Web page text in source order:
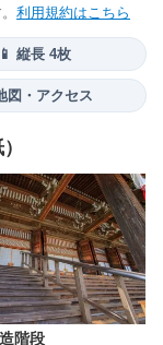
利用規約はこちら
📱 縦長 4枚
図・アクセス
階段